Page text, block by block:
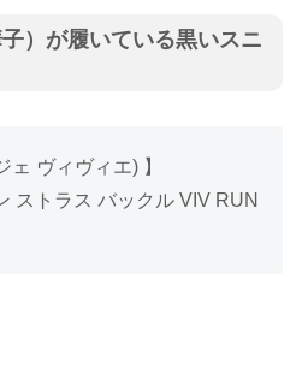
）が履いている黒いスニ
ェ ヴィヴィエ) 】
ストラス バックル VIV RUN